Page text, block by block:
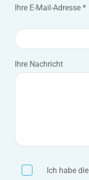
Ihre E-Mail-Adresse *
Ihre Nachricht
Ich habe die